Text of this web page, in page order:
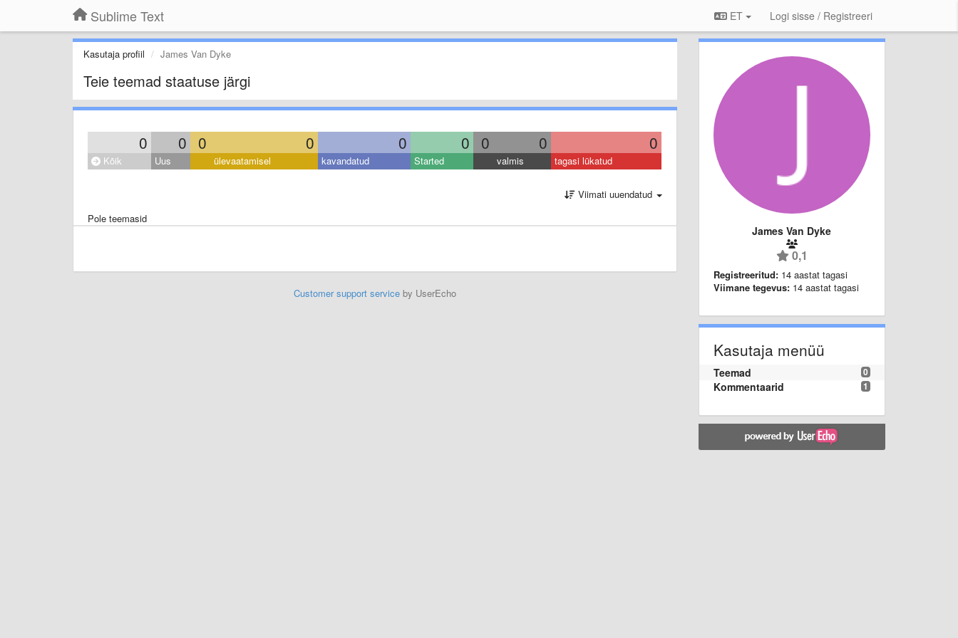
Sublime Text ET Logi sisse / Registreeri
Kasutaja profiil James Van Dyke
Teie teemad staatuse järgi
0 0 0 0 0 0 0 0 0
Kõik Uus ülevaatamisel kavandatud Started valmis tagasi lükatud
Viimati uuendatud
Pole teemasid
Customer support serviceby UserEcho
James Van Dyke
0,1
Registreeritud: 14 aastat tagasi
Viimane tegevus: 14 aastat tagasi
Kasutaja menüü
0
Teemad
1
Kommentaarid